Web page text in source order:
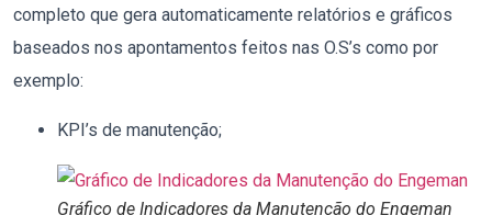
completo que gera automaticamente relatórios e gráficos
baseados nos apontamentos feitos nas O.S’s como por
exemplo:
KPI’s de manutenção;
Gráfico de Indicadores da Manutenção do Engeman